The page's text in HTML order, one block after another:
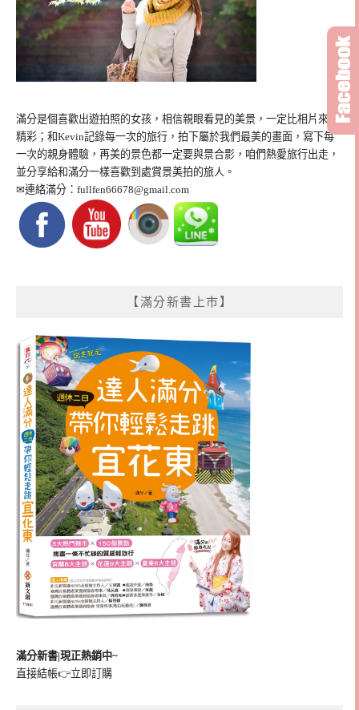
滿分是個喜歡出遊拍照的女孩，相信親眼看見的美景，一定比相片來得
精彩；和Kevin記錄每一次的旅行，拍下屬於我們最美的畫面，寫下每
一次的親身體驗，再美的景色都一定要與景合影，咱們熱愛旅行出走，
並分享給和滿分一樣喜歡到處賞景美拍的旅人。
✉連絡滿分： fullfen66678@gmail.com
【滿分新書上市】
滿分新書|現正熱銷中~
直接結帳👉立即訂購